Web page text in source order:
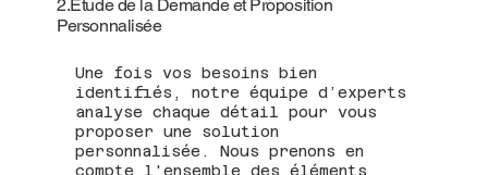
2.Étude de la Demande et Proposition
Personnalisée
Une fois vos besoins bien
identifiés, notre équipe d’experts
analyse chaque détail pour vous
proposer une solution
personnalisée. Nous prenons en
compte l'ensemble des éléments